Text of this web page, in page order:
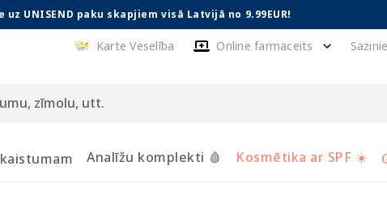
uz UNISEND paku skapjiem visā Latvijā no 9.99EUR!
Karte Veselība Online farmaceits
Analīžu komplekti 🩸 Kosmētika ar SPF ☀️